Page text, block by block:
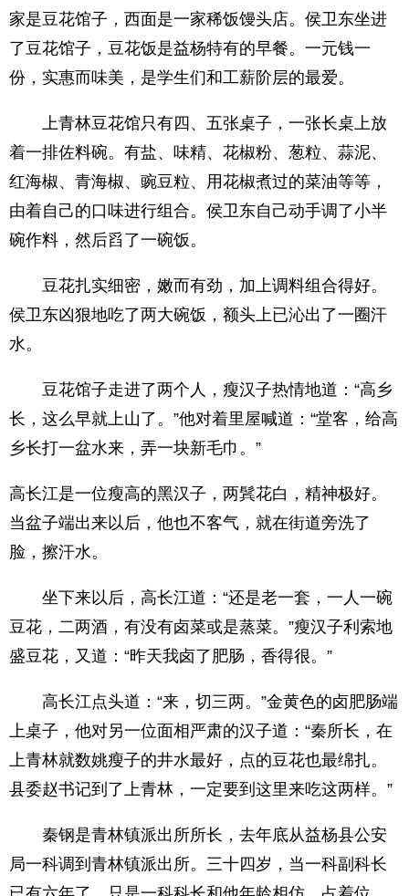
家是豆花馆子，西面是一家稀饭馒头店。侯卫东坐进
了豆花馆子，豆花饭是益杨特有的早餐。一元钱一
份，实惠而味美，是学生们和工薪阶层的最爱。
上青林豆花馆只有四、五张桌子，一张长桌上放
着一排佐料碗。有盐、味精、花椒粉、葱粒、蒜泥、
红海椒、青海椒、豌豆粒、用花椒煮过的菜油等等，
由着自己的口味进行组合。侯卫东自己动手调了小半
碗作料，然后舀了一碗饭。
豆花扎实细密，嫩而有劲，加上调料组合得好。
侯卫东凶狠地吃了两大碗饭，额头上已沁出了一圈汗
水。
豆花馆子走进了两个人，瘦汉子热情地道：“高乡
长，这么早就上山了。”他对着里屋喊道：“堂客，给高
乡长打一盆水来，弄一块新毛巾。”
高长江是一位瘦高的黑汉子，两鬂花白，精神极好。
当盆子端出来以后，他也不客气，就在街道旁洗了
脸，擦汗水。
坐下来以后，高长江道：“还是老一套，一人一碗
豆花，二两酒，有没有卤菜或是蒸菜。”瘦汉子利索地
盛豆花，又道：“昨天我卤了肥肠，香得很。”
高长江点头道：“来，切三两。”金黄色的卤肥肠端
上桌子，他对另一位面相严肃的汉子道：“秦所长，在
上青林就数姚瘦子的井水最好，点的豆花也最绵扎。
县委赵书记到了上青林，一定要到这里来吃这两样。”
秦钢是青林镇派出所所长，去年底从益杨县公安
局一科调到青林镇派出所。三十四岁，当一科副科长